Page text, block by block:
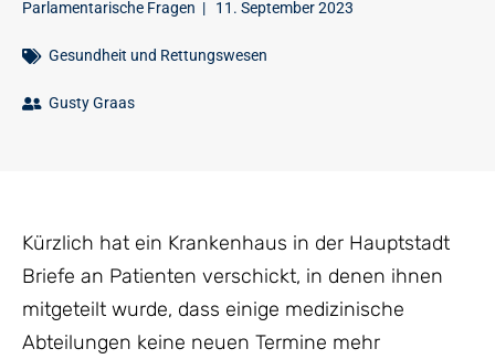
Parlamentarische Fragen | 11. September 2023
Gesundheit und Rettungswesen
Gusty Graas
Kürzlich hat ein Krankenhaus in der Hauptstadt
Briefe an Patienten verschickt, in denen ihnen
mitgeteilt wurde, dass einige medizinische
Abteilungen keine neuen Termine mehr